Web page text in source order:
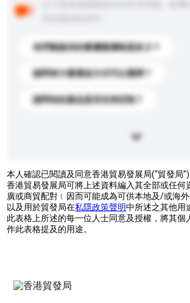
你們能提供的最優惠價格是多少？
請問有什麼運送方式可以選擇？
請問你的產品是否支持定制？
本人確認已閱讀及同意香港貿易發展局(“貿發局
香港貿易發展局可將上述資料編入其全部或任何
廣或商貿配對﹝因而可能成為可供本地及/或海外
以及用於貿發局在私隱政策聲明中所述之其他用
此表格上所述的每一位人士同意及授權，將其個
作此表格提及的用途。